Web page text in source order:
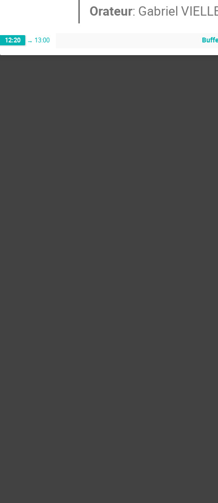
Orateur: Gabriel
12:20 → 13:00